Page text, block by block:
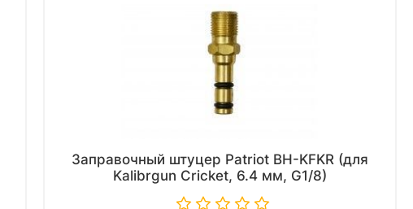
Заправочный штуцер Patriot BH-KFKR (для
Kalibrgun Cricket, 6.4 мм, G1/8)